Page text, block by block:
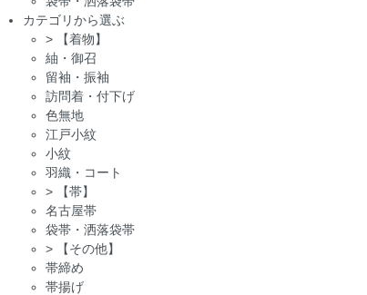
カテゴリから選ぶ
>
【着物】
紬・御召
留袖・振袖
訪問着・付下げ
色無地
江戸小紋
小紋
羽織・コート
>
【帯】
名古屋帯
袋帯・洒落袋帯
>
【その他】
帯締め
帯揚げ